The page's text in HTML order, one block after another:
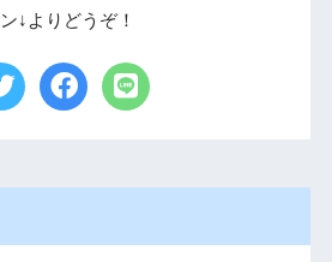
↓よりどうぞ！